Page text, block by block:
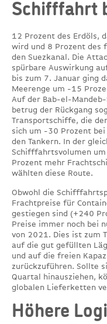
Schifffahrt
12 Prozent des Erdöls,
wird und 8 Prozent des
den Suezkanal. Die
spürbare Auswirkung
bis zum 7. Januar ging
Meerenge um -15
Auf der Bab-el-
betrug der Rückgang
Transportschiffe, die
sich um -30 Prozent
den Tankern. In der
Schifffahrtsvolumen
Prozent mehr
wählten diese Route.
Obwohl die
Frachtpreise für
gestiegen sind (+240
Preise immer noch bei
von 2021. Dies ist zum
auf die gut gefüllten
und auf die freien
zurückzuführen. Sollte
Quartal hinausziehen,
globalen Lieferketten
Höhere